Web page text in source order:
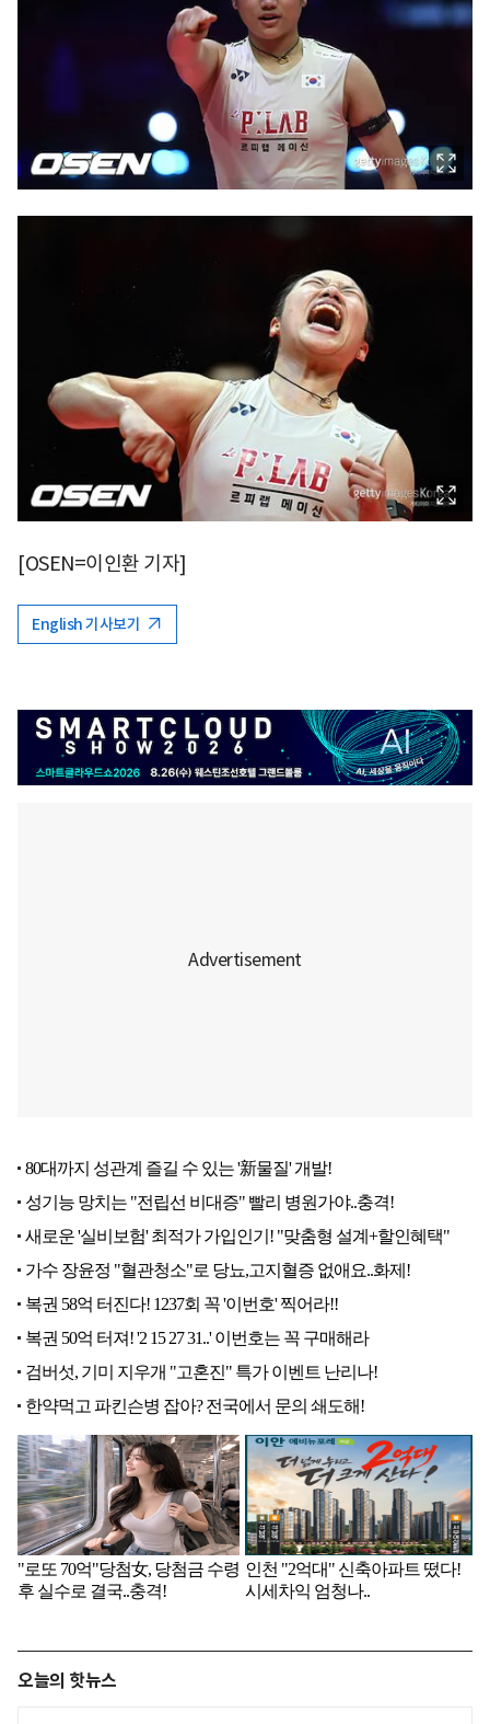
[OSEN=이인환 기자]
English 기사보기
오늘의 핫뉴스